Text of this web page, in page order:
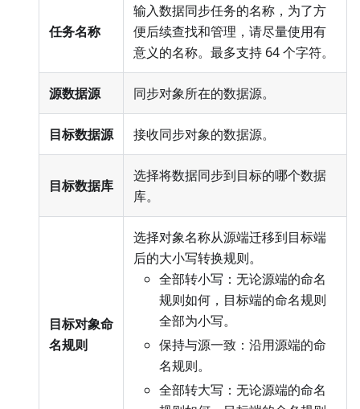
任务名称
输入数据同步任务的名称，为了方
便后续查找和管理，请尽量使用有
意义的名称。最多支持 64 个字符。
源数据源 同步对象所在的数据源。
目标数据源 接收同步对象的数据源。
目标数据库
选择将数据同步到目标的哪个数据
库。
目标对象命
名规则
选择对象名称从源端迁移到目标端
后的大小写转换规则。
全部转小写：无论源端的命名
规则如何，目标端的命名规则
全部为小写。
保持与源一致：沿用源端的命
名规则。
全部转大写：无论源端的命名